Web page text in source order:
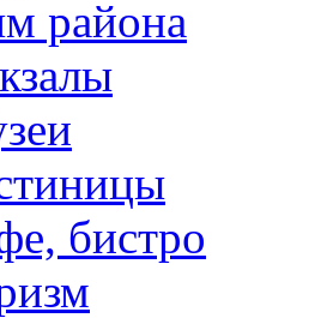
района
бистро